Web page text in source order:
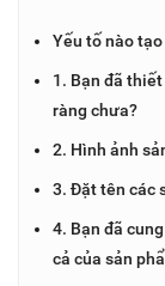
Yếu tố nào
1. Bạn đã
ràng chưa?
2. Hình ảnh
3. Đặt tên các
4. Bạn đã
cả của sản